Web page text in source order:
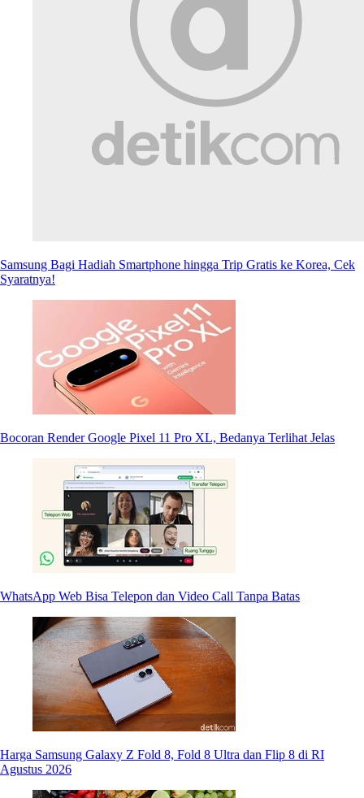
Samsung Bagi Hadiah Smartphone hingga Trip Gratis ke Korea, Cek
Syaratnya!
Bocoran Render Google Pixel 11 Pro XL, Bedanya Terlihat Jelas
WhatsApp Web Bisa Telepon dan Video Call Tanpa Batas
Harga Samsung Galaxy Z Fold 8, Fold 8 Ultra dan Flip 8 di RI
Agustus 2026